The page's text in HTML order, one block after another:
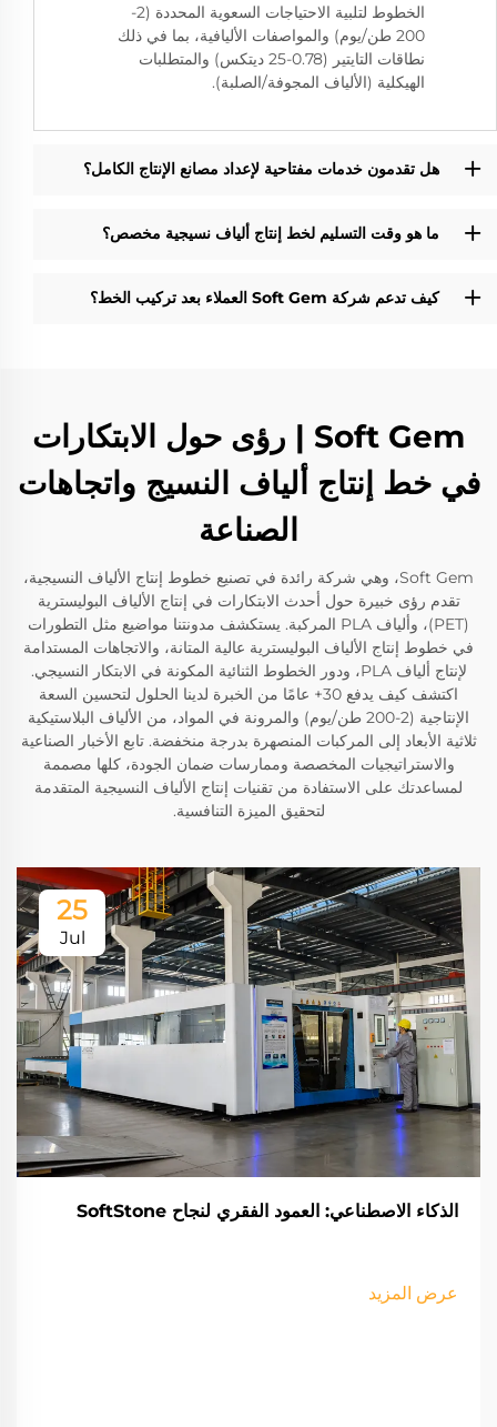
الخطوط لتلبية الاحتياجات السعوية المحددة (2-
200 طن/يوم) والمواصفات الأليافية، بما في ذلك
نطاقات التايتير (0.78-25 ديتكس) والمتطلبات
الهيكلية (الألياف المجوفة/الصلبة).
هل تقدمون خدمات مفتاحية لإعداد مصانع الإنتاج الكامل؟
ما هو وقت التسليم لخط إنتاج ألياف نسيجية مخصص؟
كيف تدعم شركة Soft Gem العملاء بعد تركيب الخط؟
Soft Gem | رؤى حول الابتكارات
في خط إنتاج ألياف النسيج واتجاهات
الصناعة
Soft Gem، وهي شركة رائدة في تصنيع خطوط إنتاج الألياف النسيجية،
تقدم رؤى خبيرة حول أحدث الابتكارات في إنتاج الألياف البوليسترية
(PET)، وألياف PLA المركبة. يستكشف مدونتنا مواضيع مثل التطورات
في خطوط إنتاج الألياف البوليسترية عالية المتانة، والاتجاهات المستدامة
لإنتاج ألياف PLA، ودور الخطوط الثنائية المكونة في الابتكار النسيجي.
اكتشف كيف يدفع 30+ عامًا من الخبرة لدينا الحلول لتحسين السعة
الإنتاجية (2-200 طن/يوم) والمرونة في المواد، من الألياف البلاستيكية
ثلاثية الأبعاد إلى المركبات المنصهرة بدرجة منخفضة. تابع الأخبار الصناعية
والاستراتيجيات المخصصة وممارسات ضمان الجودة، كلها مصممة
لمساعدتك على الاستفادة من تقنيات إنتاج الألياف النسيجية المتقدمة
لتحقيق الميزة التنافسية.
25
Jul
الذكاء الاصطناعي: العمود الفقري لنجاح SoftStone
عرض المزيد